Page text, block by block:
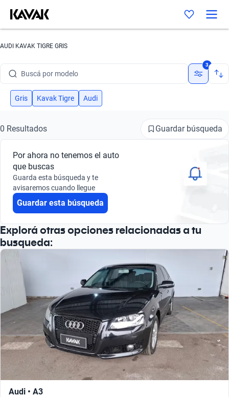
AUDI KAVAK TIGRE GRIS
Buscá por modelo
Buscá por versión
Buscá por marca
Buscá por modelo
Buscá por versión
3
Gris Kavak Tigre Audi
0 Resultados Guardar búsqueda
Por ahora no tenemos el auto
que buscas
Guarda esta búsqueda y te
avisaremos cuando llegue
Guardar esta búsqueda
Explorá otras opciones relacionadas a tu
busqueda:
Audi • A3